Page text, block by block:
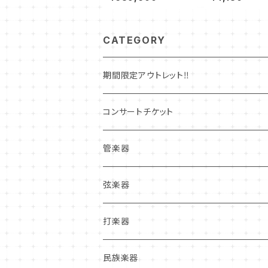
CATEGORY
期間限定アウトレット‼
コンサートチケット
管楽器
管楽器新品本体
フルート
クラリネット
管楽器中古本体
フルート
マウスピース
弦楽器
弦楽器新品本体
ヴァイオリン
弦楽器中古本体
打楽器
打楽器新品本体
民族楽器